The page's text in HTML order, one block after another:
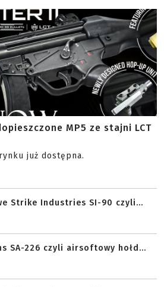
MP5 ze stajni LCT
już dostępna.
Strike Industries SI-90 czyli...
SA-226 czyli airsoftowy hołd...